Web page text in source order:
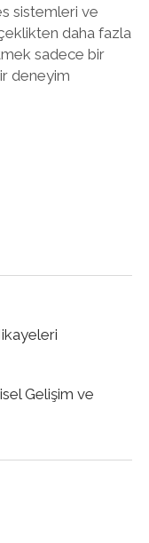
sistemleri ve
daha fazla
sadece bir
deneyim
Gelişim ve